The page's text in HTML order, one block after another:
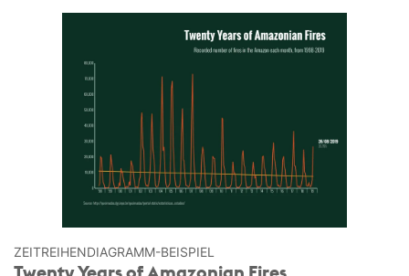
ZEITREIHEN­DIAGRAMM-BEISPIEL